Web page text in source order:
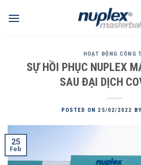
HOẠT ĐỘNG CÔNG
SỰ HỒI PHỤC NUPLEX
SAU ĐẠI DỊCH
POSTED ON 25/02/2022 BY
25
Feb